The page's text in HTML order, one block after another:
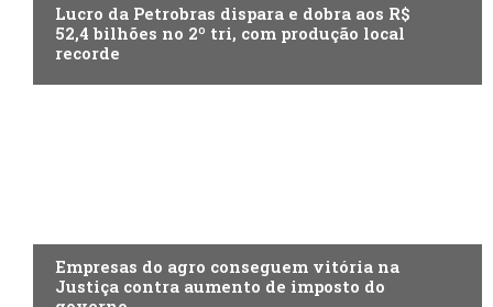
Lucro da Petrobras dispara e dobra aos R$
52,4 bilhões no 2º tri, com produção local
recorde
Empresas do agro conseguem vitória na
Justiça contra aumento de imposto do